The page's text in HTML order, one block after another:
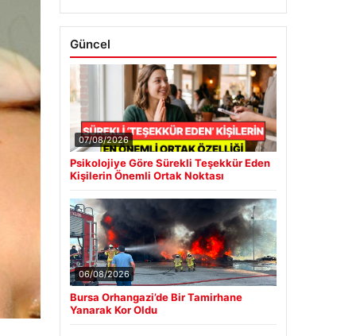
Güncel
07/08/2026
Psikolojiye Göre Sürekli Teşekkür Eden
Kişilerin Önemli Ortak Noktası
06/08/2026
Bursa Orhangazi’de Bir Tamirhane
Yanarak Kor Oldu